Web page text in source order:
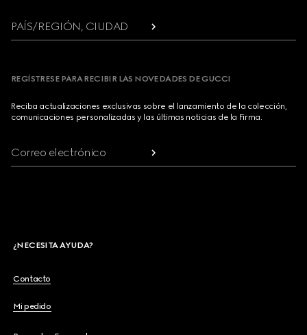
PAÍS/REGIÓN, CIUDAD
REGÍSTRESE PARA RECIBIR LAS NOVEDADES DE GUCCI
Reciba actualizaciones exclusivas sobre el lanzamiento de la colección,
comunicaciones personalizadas y las últimas noticias de la Firma.
Correo electrónico
¿NECESITA AYUDA?
Contacto
Mi pedido